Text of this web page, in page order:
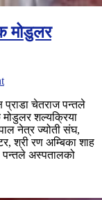
मोडुलर
on
आँखा
अस्पतालमा
अत्याधुनिक
मोडुलर
शल्यक्रिया
चेतराज पन्तले
शल्यक्रिया
नेत्र ज्योती संघ,
श्री रण अम्बिका शाह
अस्पतालको